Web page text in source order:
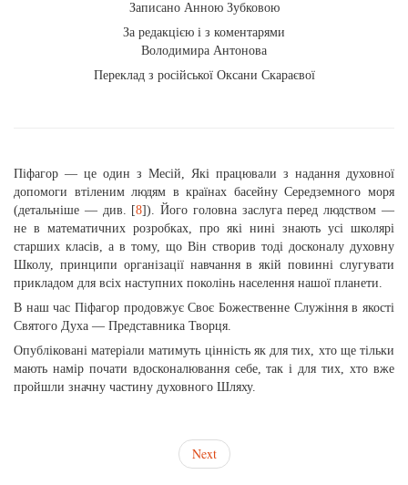
Записано Анною Зубковою
За редакцією і з коментарями
Володимира Антонова
Переклад з російської Оксани Скараєвої
Піфагор — це один з Месій, Які працювали з надання духовної
допомоги втіленим людям в країнах басейну Середземного моря
(детальніше — див. [8]). Його головна заслуга перед людством —
не в математичних розробках, про які нині знають усі школярі
старших класів, а в тому, що Він створив тоді досконалу духовну
Школу, принципи організації навчання в якій повинні слугувати
прикладом для всіх наступних поколінь населення нашої планети.
В наш час Піфагор продовжує Своє Божественне Служіння в якості
Святого Духа — Представника Творця.
Опубліковані матеріали матимуть цінність як для тих, хто ще тільки
мають намір почати вдосконалювання себе, так і для тих, хто вже
пройшли значну частину духовного Шляху.
Next